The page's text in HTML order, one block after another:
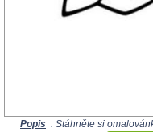
Popis : Stáhněte si